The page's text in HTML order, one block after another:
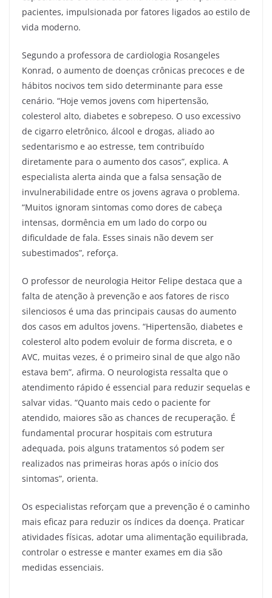
pacientes, impulsionada por fatores ligados ao estilo de
vida moderno.
Segundo a professora de cardiologia Rosangeles
Konrad, o aumento de doenças crônicas precoces e de
hábitos nocivos tem sido determinante para esse
cenário. “Hoje vemos jovens com hipertensão,
colesterol alto, diabetes e sobrepeso. O uso excessivo
de cigarro eletrônico, álcool e drogas, aliado ao
sedentarismo e ao estresse, tem contribuído
diretamente para o aumento dos casos”, explica. A
especialista alerta ainda que a falsa sensação de
invulnerabilidade entre os jovens agrava o problema.
“Muitos ignoram sintomas como dores de cabeça
intensas, dormência em um lado do corpo ou
dificuldade de fala. Esses sinais não devem ser
subestimados”, reforça.
O professor de neurologia Heitor Felipe destaca que a
falta de atenção à prevenção e aos fatores de risco
silenciosos é uma das principais causas do aumento
dos casos em adultos jovens. “Hipertensão, diabetes e
colesterol alto podem evoluir de forma discreta, e o
AVC, muitas vezes, é o primeiro sinal de que algo não
estava bem”, afirma. O neurologista ressalta que o
atendimento rápido é essencial para reduzir sequelas e
salvar vidas. “Quanto mais cedo o paciente for
atendido, maiores são as chances de recuperação. É
fundamental procurar hospitais com estrutura
adequada, pois alguns tratamentos só podem ser
realizados nas primeiras horas após o início dos
sintomas”, orienta.
Os especialistas reforçam que a prevenção é o caminho
mais eficaz para reduzir os índices da doença. Praticar
atividades físicas, adotar uma alimentação equilibrada,
controlar o estresse e manter exames em dia são
medidas essenciais.